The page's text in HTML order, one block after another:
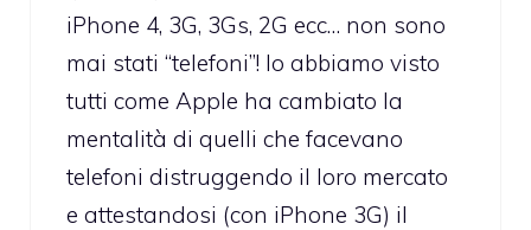
iPhone 4, 3G, 3Gs, 2G ecc… non sono
mai stati “telefoni”! lo abbiamo visto
tutti come Apple ha cambiato la
mentalità di quelli che facevano
telefoni distruggendo il loro mercato
e attestandosi (con iPhone 3G) il